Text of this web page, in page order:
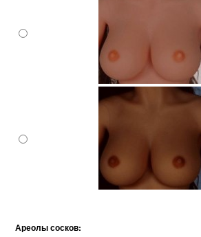
Ареолы сосков: